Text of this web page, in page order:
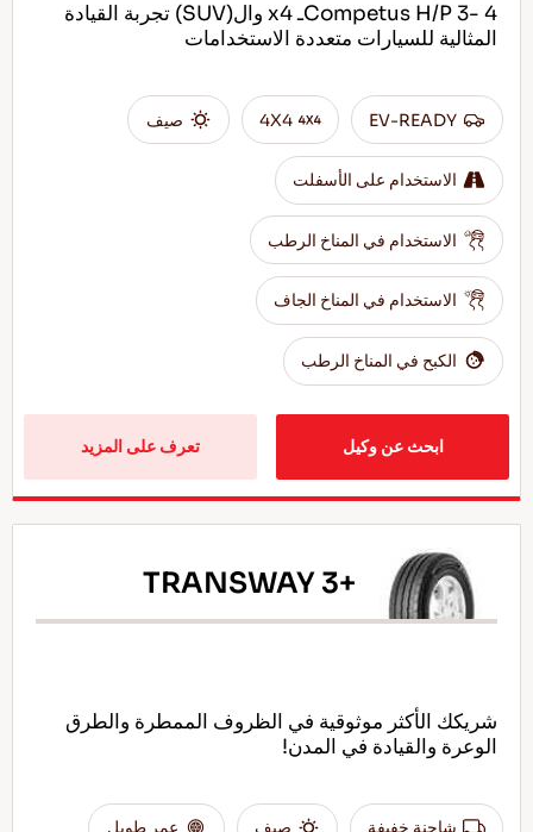
Competus H/P 3- 4ـ x4 وال(SUV) تجربة القيادة
المثالية للسيارات متعددة الاستخدامات
EV-READY
4X4 صيف
الاستخدام على الأسفلت
الاستخدام في المناخ الرطب
الاستخدام في المناخ الجاف
الكبح في المناخ الرطب
ابحث عن وكيل تعرف على المزيد
TRANSWAY 3+
شريكك الأكثر موثوقية في الظروف الممطرة والطرق
الوعرة والقيادة في المدن!
شاحنة خفيفة صيف عمر طويل